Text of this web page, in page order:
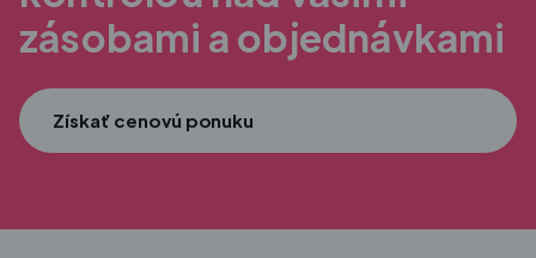
zásobami a objednávkami
Získať cenovú ponuku